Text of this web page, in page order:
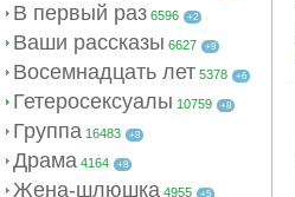
В первый раз 6596 +2
Ваши рассказы 6627 +9
Восемнадцать лет 5378 +6
Гетеросексуалы 10759 +8
Группа 16483 +8
Драма 4164 +8
Жена-шлюшка 4955 +5